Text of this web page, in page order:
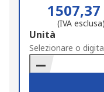
1507,37
(IVA esclusa)
Add
to
Basket
Unità
Selezionare o